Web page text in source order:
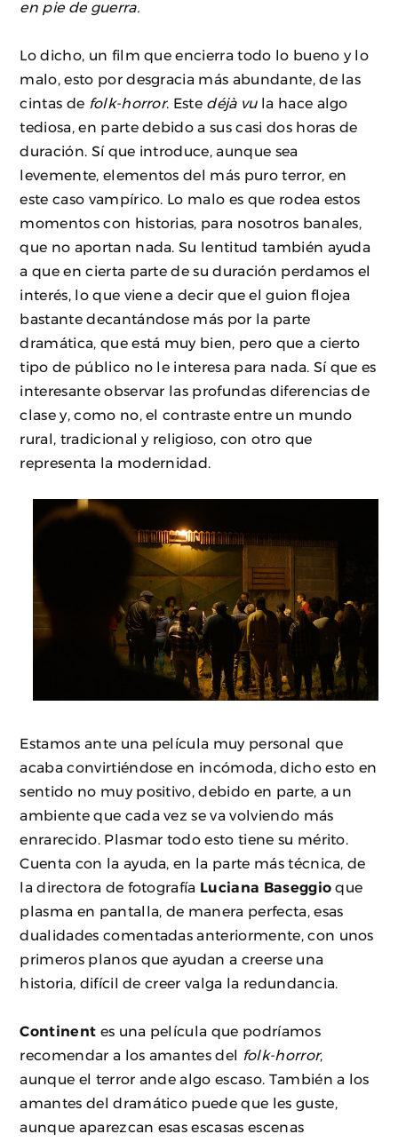
en pie de guerra.
Lo dicho, un film que encierra todo lo bueno y lo
malo, esto por desgracia más abundante, de las
cintas de folk-horror. Este déjà vula hace algo
tediosa, en parte debido a sus casi dos horas de
duración. Sí que introduce, aunque sea
levemente, elementos del más puro terror, en
este caso vampírico. Lo malo es que rodea estos
momentos con historias, para nosotros banales,
que no aportan nada. Su lentitud también ayuda
a que en cierta parte de su duración perdamos el
interés, lo que viene a decir que el guion flojea
bastante decantándose más por la parte
dramática, que está muy bien, pero que a cierto
tipo de público no le interesa para nada. Sí que es
interesante observar las profundas diferencias de
clase y, como no, el contraste entre un mundo
rural, tradicional y religioso, con otro que
representa la modernidad.
Estamos ante una película muy personal que
acaba convirtiéndose en incómoda, dicho esto en
sentido no muy positivo, debido en parte, a un
ambiente que cada vez se va volviendo más
enrarecido. Plasmar todo esto tiene su mérito.
Cuenta con la ayuda, en la parte más técnica, de
la directora de fotografía Luciana Baseggio que
plasma en pantalla, de manera perfecta, esas
dualidades comentadas anteriormente, con unos
primeros planos que ayudan a creerse una
historia, difícil de creer valga la redundancia.
Continent es una película que podríamos
recomendar a los amantes del folk-horror,
aunque el terror ande algo escaso. También a los
amantes del dramático puede que les guste,
aunque aparezcan esas escasas escenas